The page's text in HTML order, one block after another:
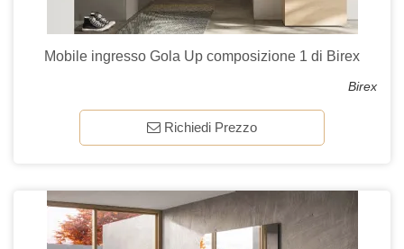
Mobile ingresso Gola Up composizione 1 di Birex
Birex
Richiedi Prezzo